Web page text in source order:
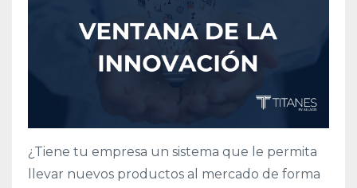
¿Tiene tu empresa un sistema que le permita
llevar nuevos productos al mercado de forma